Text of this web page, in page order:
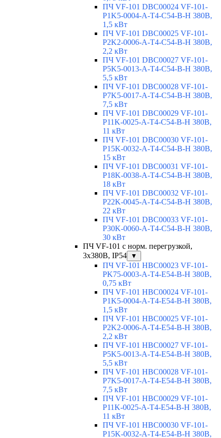
ПЧ VF-101 DBC00024 VF-101-
P1K5-0004-A-T4-C54-B-H 380В,
1,5 кВт
ПЧ VF-101 DBC00025 VF-101-
P2K2-0006-A-T4-C54-B-H 380В,
2,2 кВт
ПЧ VF-101 DBC00027 VF-101-
P5K5-0013-A-T4-C54-B-H 380В,
5,5 кВт
ПЧ VF-101 DBC00028 VF-101-
P7K5-0017-A-T4-C54-B-H 380В,
7,5 кВт
ПЧ VF-101 DBC00029 VF-101-
P11K-0025-A-T4-C54-B-H 380В,
11 кВт
ПЧ VF-101 DBC00030 VF-101-
P15K-0032-A-T4-C54-B-H 380В,
15 кВт
ПЧ VF-101 DBC00031 VF-101-
P18K-0038-A-T4-C54-B-H 380В,
18 кВт
ПЧ VF-101 DBC00032 VF-101-
P22K-0045-A-T4-C54-B-H 380В,
22 кВт
ПЧ VF-101 DBC00033 VF-101-
P30K-0060-A-T4-C54-B-H 380В,
30 кВт
ПЧ VF-101 с норм. перегрузкой,
3x380В, IP54
▼
ПЧ VF-101 HBC00023 VF-101-
PK75-0003-A-T4-E54-B-H 380В,
0,75 кВт
ПЧ VF-101 HBC00024 VF-101-
P1K5-0004-A-T4-E54-B-H 380В,
1,5 кВт
ПЧ VF-101 HBC00025 VF-101-
P2K2-0006-A-T4-E54-B-H 380В,
2,2 кВт
ПЧ VF-101 HBC00027 VF-101-
P5K5-0013-A-T4-E54-B-H 380В,
5,5 кВт
ПЧ VF-101 HBC00028 VF-101-
P7K5-0017-A-T4-E54-B-H 380В,
7,5 кВт
ПЧ VF-101 HBC00029 VF-101-
P11K-0025-A-T4-E54-B-H 380В,
11 кВт
ПЧ VF-101 HBC00030 VF-101-
P15K-0032-A-T4-E54-B-H 380В,